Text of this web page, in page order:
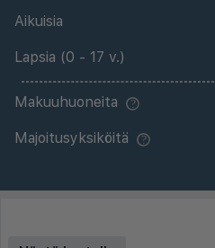
Aikuisia
Lapsia (0 - 17 v.)
Makuuhuoneita
Majoitusyksiköitä